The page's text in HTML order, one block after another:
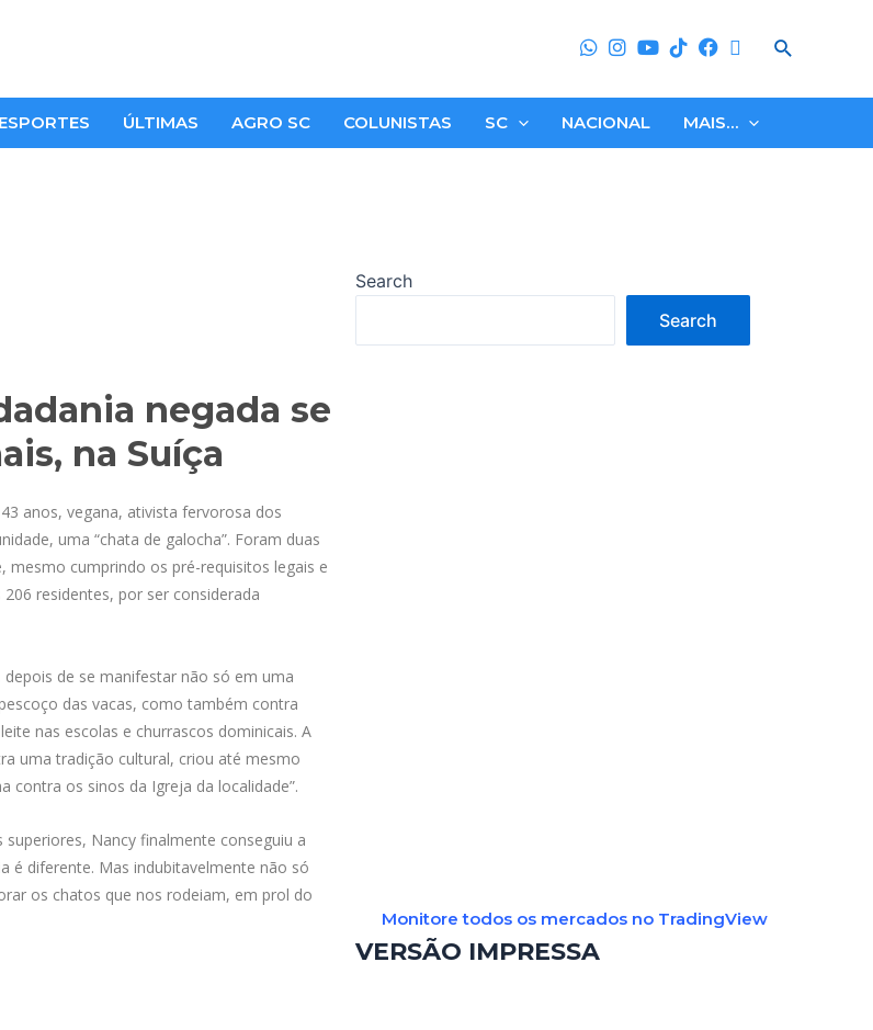
Search
ESPORTES ÚLTIMAS AGRO SC COLUNISTAS SC NACIONAL MAIS…
negada se
na Suíça
anos, vegana, ativista fervorosa dos
uma “chata de galocha”. Foram duas
mesmo cumprindo os pré-requisitos legais e
residentes, por ser considerada
de se manifestar não só em uma
das vacas, como também contra
nas escolas e churrascos ​​dominicais. A
uma tradição cultural, criou até mesmo
contra os sinos da Igreja da localidade”.
Nancy finalmente conseguiu a
é diferente. Mas indubitavelmente não só
os chatos que nos rodeiam, em prol do
Search
Search
Monitore todos os mercados no TradingView
VERSÃO IMPRESSA